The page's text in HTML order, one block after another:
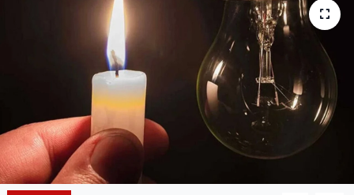
EĞİTİM
EKONOMİ
Eleman